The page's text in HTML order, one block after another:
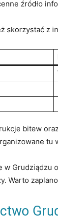
źródło
skorzystać z
bitew
tu
w⁣ Grudziądzu
Warto